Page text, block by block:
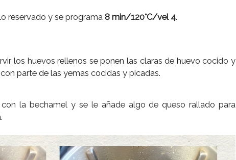
reservado y se programa8 min/120°C/vel 4.
los huevos rellenos se ponen las claras de huevo cocido y
parte de las yemas cocidas y picadas.
la bechamel y se le añade algo de queso rallado para